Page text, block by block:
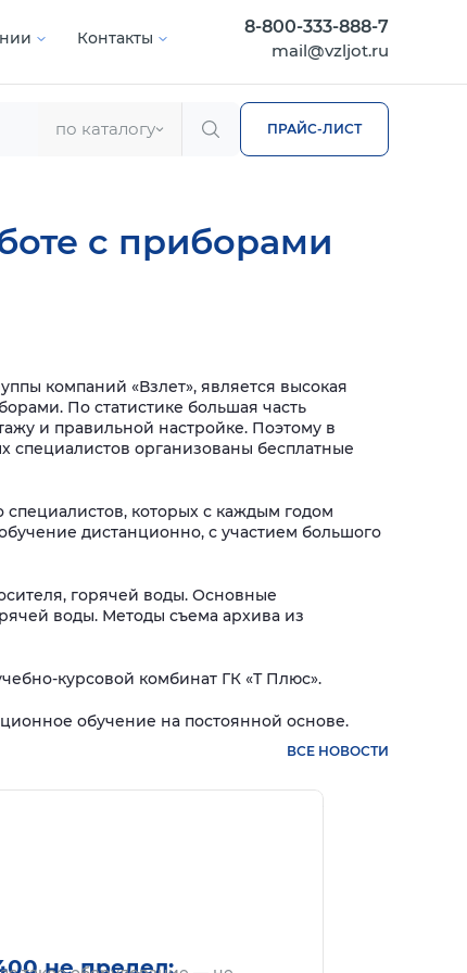
Контакты
8-800-333-888-7
mail@vzljot.ru
по каталогу ПРАЙС-ЛИСТ
с приборами
компаний «Взлет», является высокая
По статистике большая часть
и правильной настройке. Поэтому в
специалистов организованы бесплатные
которых с каждым годом
дистанционно, с участием большого
горячей воды. Основные
воды. Методы съема архива из
курсовой комбинат ГК «Т Плюс».
обучение на постоянной основе.
не предел:
Подробнее
ВСЕ НОВОСТИ